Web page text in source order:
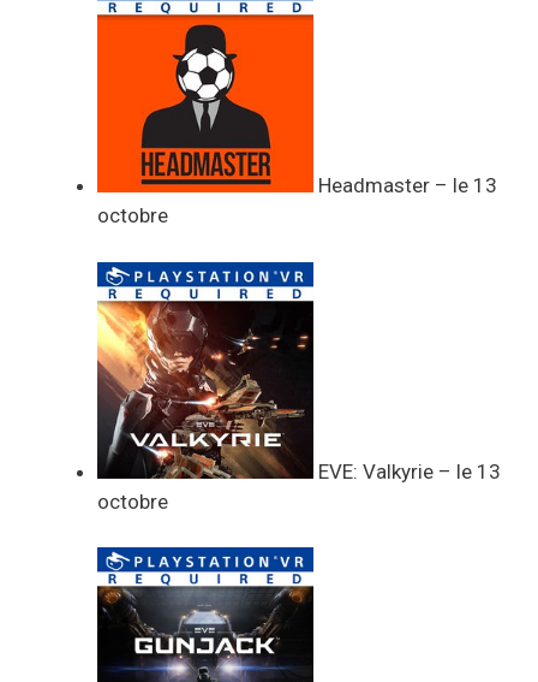
Headmaster – le 13
octobre
EVE: Valkyrie – le 13
octobre